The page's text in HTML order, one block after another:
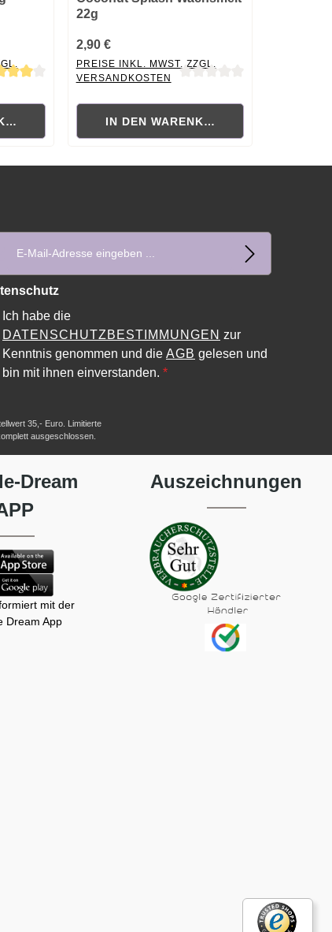
22g
2,90 €
PREISE INKL. MWST. ZZGL.
VERSANDKOSTEN
IN DEN WARENKORB
Ich habe die
DATENSCHUTZBESTIMMUNGEN zur
Kenntnis genommen und die AGB gelesen und
bin mit ihnen einverstanden. *
35,- Euro. Limitierte
ausgeschlossen.
Dream
mit der
Dream App
Auszeichnungen